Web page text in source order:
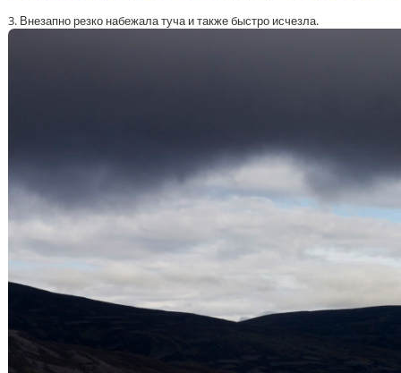
3. Внезапно резко набежала туча и также быстро исчезла.